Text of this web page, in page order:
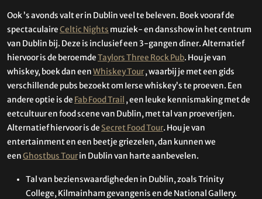
Ook ’s avonds valt er in Dublin veel te beleven. Boek vooraf de
spectaculaireCeltic Nights muziek- en dansshow in het centrum
van Dublin bij. Deze is inclusief een 3-gangen diner. Alternatief
hiervoor is de beroemdeTaylors Three Rock Pub. Hou je van
whiskey, boek dan eenWhiskey Tour, waarbij je met een gids
verschillende pubs bezoekt om Ierse whiskey’s te proeven. Een
andere optie is de Fab Food Trail , een leuke kennismaking met de
eetcultuur en food scene van Dublin, met tal van proeverijen.
Alternatief hiervoor is de Secret Food Tour. Hou je van
entertainment en een beetje griezelen, dan kunnen we
eenGhostbus Tourin Dublin van harte aanbevelen.
Tal van bezienswaardigheden in Dublin, zoals Trinity
College, Kilmainham gevangenis en de National Gallery.